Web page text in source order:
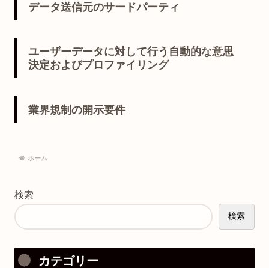
データ送信元のサードパーティ
ユーザーデータに対して行う自動的な意思
決定およびプロファイリング
業界規制の開示要件
ホーム
検索
検索
カテゴリー